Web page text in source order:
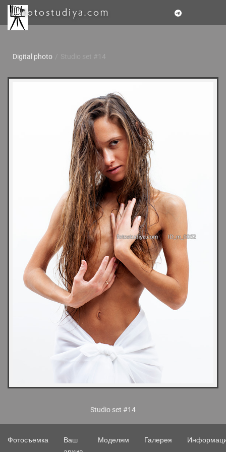
fotostudiya.com
Digital photo Studio set #14
Studio set #14
Фотосъемка
Ваш
Моделям Галерея